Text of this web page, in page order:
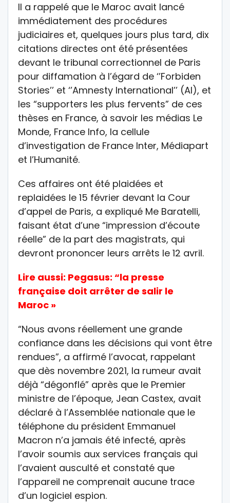
Il a rappelé que le Maroc avait lancé
immédiatement des procédures
judiciaires et, quelques jours plus tard, dix
citations directes ont été présentées
devant le tribunal correctionnel de Paris
pour diffamation à l’égard de ‘’Forbiden
Stories’’ et ‘’Amnesty International’’ (AI), et
les “supporters les plus fervents” de ces
thèses en France, à savoir les médias Le
Monde, France Info, la cellule
d’investigation de France Inter, Médiapart
et l’Humanité.
Ces affaires ont été plaidées et
replaidées le 15 février devant la Cour
d’appel de Paris, a expliqué Me Baratelli,
faisant état d’une “impression d’écoute
réelle” de la part des magistrats, qui
devront prononcer leurs arrêts le 12 avril.
Lire aussi: Pegasus: “la presse
française doit arrêter de salir le
Maroc »
“Nous avons réellement une grande
confiance dans les décisions qui vont être
rendues”, a affirmé l’avocat, rappelant
que dès novembre 2021, la rumeur avait
déjà “dégonflé” après que le Premier
ministre de l’époque, Jean Castex, avait
déclaré à l’Assemblée nationale que le
téléphone du président Emmanuel
Macron n’a jamais été infecté, après
l’avoir soumis aux services français qui
l’avaient ausculté et constaté que
l’appareil ne comprenait aucune trace
d’un logiciel espion.